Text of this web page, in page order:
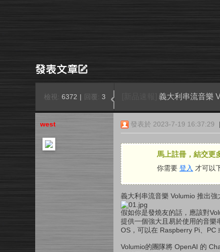
檢視: 6372 | 回覆: 3 義大利串流音樂
west 發表於 2023-7-19 16:37:29 |
馬上註冊，結交更
你需要 登入 才可以
義大利串流音樂 Volumio 推出
假如你是發燒友的話，應該對
提供一個強大且易於使用的音樂
OS，可以在 Raspberry Pi、PC
Volumio的團隊將 OpenAI 的